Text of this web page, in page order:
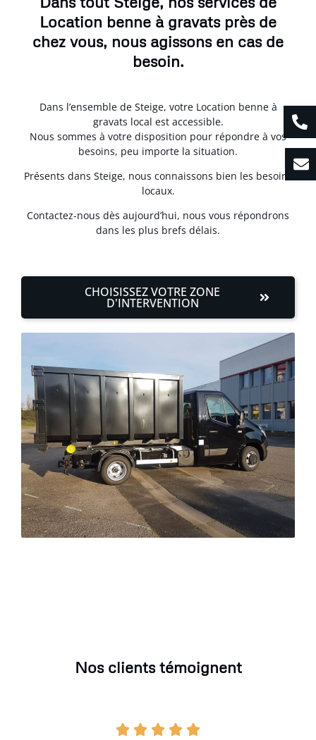
Location benne à gravats près de
chez vous, nous agissons en cas de
besoin.
Dans l’ensemble de Steige, votre Location benne à
gravats local est accessible.
Nous sommes à votre disposition pour répondre à vos
besoins, peu importe la situation.
Présents dans Steige, nous connaissons bien les besoins
locaux.
Contactez-nous dès aujourd’hui, nous vous répondrons
dans les plus brefs délais.
CHOISISSEZ VOTRE ZONE
D'INTERVENTION
Nos clients témoignent